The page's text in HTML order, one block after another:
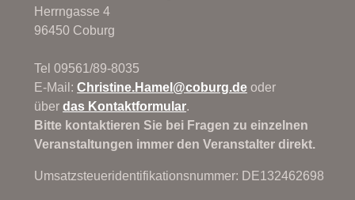
Herrngasse 4
96450 Coburg
Tel 09561/89-8035
E-Mail:Christine.Hamel@coburg.de oder
überdas Kontaktformular.
Bitte kontaktieren Sie bei Fragen zu einzelnen
Veranstaltungen immer den Veranstalter direkt.
Umsatzsteueridentifikationsnummer: DE132462698